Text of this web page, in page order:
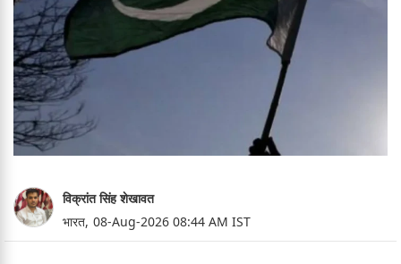
विक्रांत सिंह शेखावत
भारत, 08-Aug-2026 08:44 AM IST